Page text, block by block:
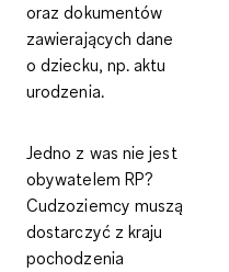
oraz dokumentów
zawierających dane
o dziecku, np. aktu
urodzenia.
Jedno z was nie jest
obywatelem RP?
Cudzoziemcy muszą
dostarczyć z kraju
pochodzenia